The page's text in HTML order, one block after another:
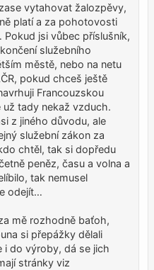
vytahovat žalozpěvy,
platí a za pohotovosti
jsi vůbec příslušník,
služebního
městě, nebo na netu
pokud chceš ještě
Francouzskou
už tady nekaž vzduch.
z jiného důvodu, ale
služební zákon za
chtěl, tak si dopředu
peněz, času a volna a
tak nemusel
odejít…
mě rozhodně baťoh,
si přepážky dělali
i do výroby, dá se jich
stránky viz